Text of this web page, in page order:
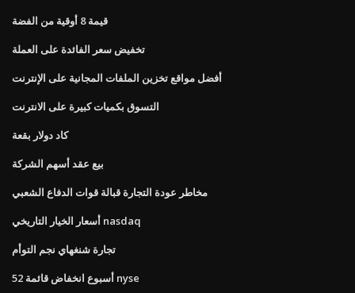
قيمة 8 أوقية من الفضة
تخفيض سعر الفائدة على العملة
أفضل مواقع تخزين الملفات المجانية على الإنترنت
التسوق بكميات كبيرة على الانترنت
كاد دولار بقعة
بيع عقد أسهم الشركة
مخاطر عودة التجارة قبالة قوات الدفاع الشعبي
أسعار الخيار التاريخي nasdaq
تجارة شنغهاي نجم التوأم
52 أسبوع انخفاض قائمة nyse